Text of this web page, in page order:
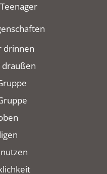
drinnen
draußen